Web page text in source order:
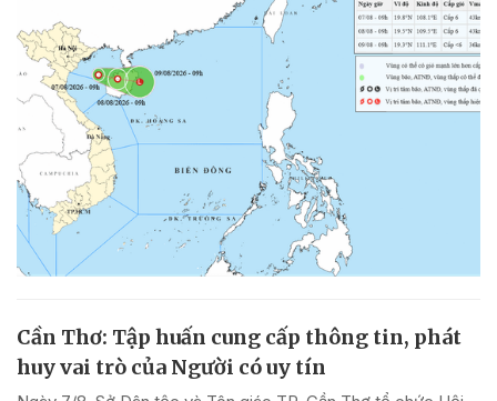
Cần Thơ: Tập huấn cung cấp thông tin, phát
huy vai trò của Người có uy tín